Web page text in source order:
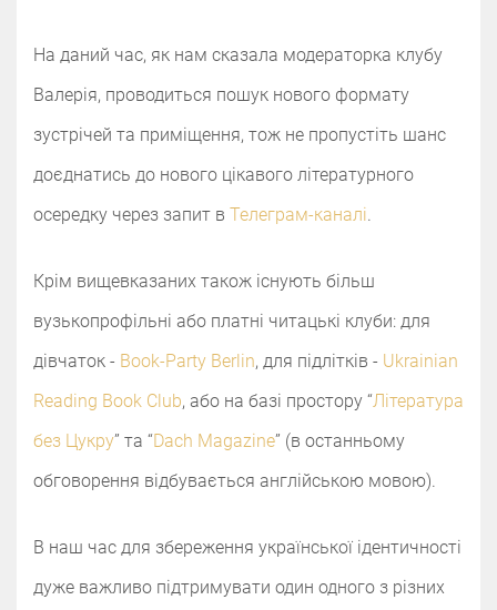
На даний час, як нам сказала модераторка клубу
Валерія, проводиться пошук нового формату
зустрічей та приміщення, тож не пропустіть шанс
доєднатись до нового цікавого літературного
осередку через запит в Телеграм-каналі.
Крім вищевказаних також існують більш
вузькопрофільні або платні читацькі клуби: для
дівчаток - Book-Party Berlin, для підлітків - Ukrainian
Reading Book Club, або на базі простору “Література
без Цукру” та “Dach Magazine” (в останньому
обговорення відбувається англійською мовою).
В наш час для збереження української ідентичності
дуже важливо підтримувати один одного з різних